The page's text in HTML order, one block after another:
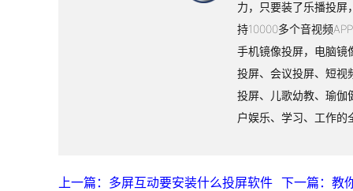
力，只要装了乐播投屏
持10000多个音视频
手机镜像投屏，电脑镜
投屏、会议投屏、短视
投屏、儿歌幼教、瑜伽
户娱乐、学习、工作的
上一篇：多屏互动要安装什么投屏软件 下一篇：教